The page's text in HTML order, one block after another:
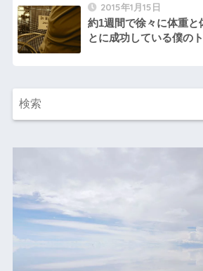
2015年1月15日
約1週間で徐々に体重と
とに成功している僕の